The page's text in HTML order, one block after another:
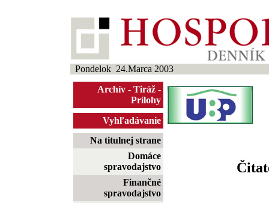
Pondelok 24.Marca 2003
Archív - Tiráž -
Prílohy
Vyhľadávanie
Na titulnej strane
Domáce
spravodajstvo
Finančné
spravodajstvo